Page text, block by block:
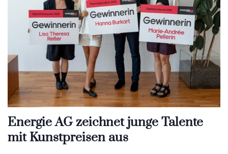
Energie AG zeichnet junge Talente
mit Kunstpreisen aus